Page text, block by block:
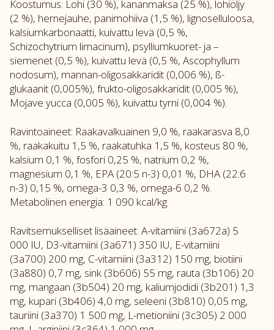
Koostumus: Lohi (30 %), kananmaksa (25 %), lohiöljy
(2 %), hernejauhe, panimohiiva (1,5 %), lignoselluloosa,
kalsiumkarbonaatti, kuivattu levä (0,5 %,
Schizochytrium limacinum), psylliumkuoret- ja –
siemenet (0,5 %), kuivattu levä (0,5 %, Ascophyllum
nodosum), mannan-oligosakkaridit (0,006 %), ß-
glukaanit (0,005%), frukto-oligosakkaridit (0,005 %),
Mojave yucca (0,005 %), kuivattu tyrni (0,004 %).
Ravintoaineet: Raakavalkuainen 9,0 %, raakarasva 8,0
%, raakakuitu 1,5 %, raakatuhka 1,5 %, kosteus 80 %,
kalsium 0,1 %, fosfori 0,25 %, natrium 0,2 %,
magnesium 0,1 %, EPA (20:5 n-3) 0,01 %, DHA (22:6
n-3) 0,15 %, omega-3 0,3 %, omega-6 0,2 %.
Metabolinen energia: 1 090 kcal/kg.
Ravitsemukselliset lisäaineet: A-vitamiini (3a672a) 5
000 IU, D3-vitamiini (3a671) 350 IU, E-vitamiini
(3a700) 200 mg, C-vitamiini (3a312) 150 mg, biotiini
(3a880) 0,7 mg, sink (3b606) 55 mg, rauta (3b106) 20
mg, mangaan (3b504) 20 mg, kaliumjodidi (3b201) 1,3
mg, kupari (3b406) 4,0 mg, seleeni (3b810) 0,05 mg,
tauriini (3a370) 1 500 mg, L-metioniini (3c305) 2 000